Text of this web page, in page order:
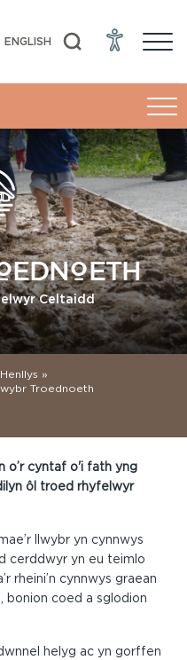
ENGLISH
Celtaidd
»
Troednoeth
o’r cyntaf o'i fath yng
ôl troed rhyfelwyr
llwybr yn cynnwys
cerddwyr yn eu teimlo
rheini’n cynnwys graean
bonion coed a sglodion
helyg ac yn gorffen